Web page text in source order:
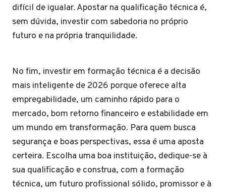
difícil de igualar. Apostar na qualificação técnica é,
sem dúvida, investir com sabedoria no próprio
futuro e na própria tranquilidade.
No fim, investir em formação técnica é a decisão
mais inteligente de 2026 porque oferece alta
empregabilidade, um caminho rápido para o
mercado, bom retorno financeiro e estabilidade em
um mundo em transformação. Para quem busca
segurança e boas perspectivas, essa é uma aposta
certeira. Escolha uma boa instituição, dedique-se à
sua qualificação e construa, com a formação
técnica, um futuro profissional sólido, promissor e à